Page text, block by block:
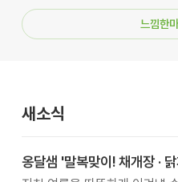
느낌한
새소식
옹달샘 '말복맞이! 채개장 ·